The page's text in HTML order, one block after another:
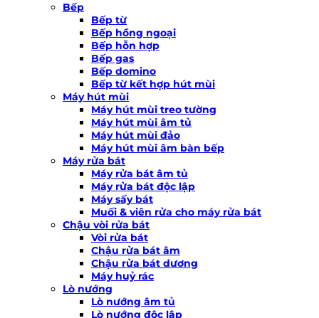
Bếp
Bếp từ
Bếp hồng ngoại
Bếp hỗn hợp
Bếp gas
Bếp domino
Bếp từ kết hợp hút mùi
Máy hút mùi
Máy hút mùi treo tường
Máy hút mùi âm tủ
Máy hút mùi đảo
Máy hút mùi âm bàn bếp
Máy rửa bát
Máy rửa bát âm tủ
Máy rửa bát độc lập
Máy sấy bát
Muối & viên rửa cho máy rửa bát
Chậu vòi rửa bát
Vòi rửa bát
Chậu rửa bát âm
Chậu rửa bát dương
Máy huỷ rác
Lò nướng
Lò nướng âm tủ
Lò nướng độc lập